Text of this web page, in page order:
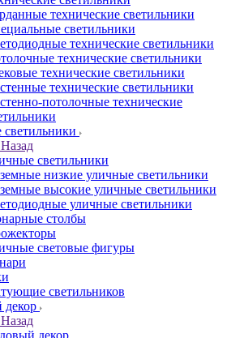
технические светильники
светильники
технические светильники
технические светильники
технические светильники
технические светильники
потолочные технические
Назад
светильники
низкие уличные светильники
высокие уличные светильники
уличные светильники
столбы
световые фигуры
светильников
Назад
декор